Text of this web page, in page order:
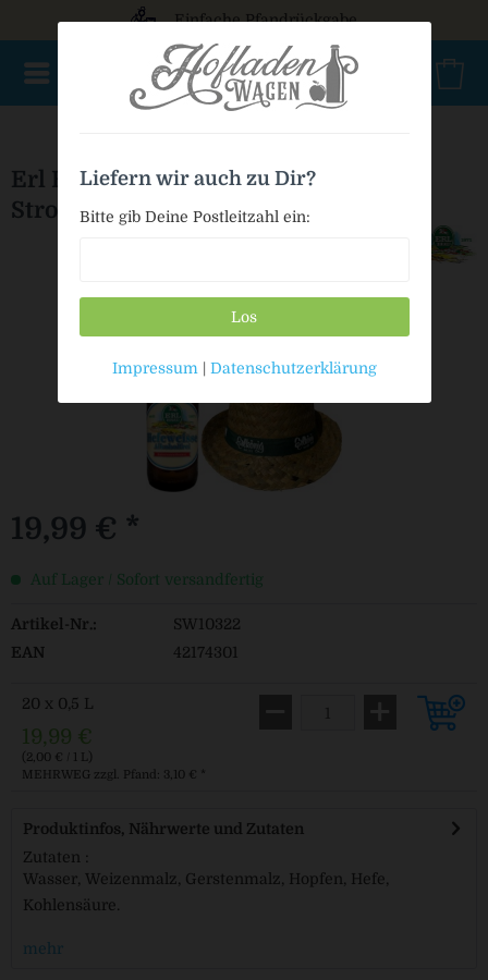
Einfache Pfandrückgabe
Erl Hefeweisse alkoholfrei + gratis
Strohhut
19,99 € *
Auf Lager / Sofort versandfertig
Artikel-Nr.:
SW10322
EAN
42174301
20 x 0,5 L
19,99 €
(2,00 € / 1 L)
MEHRWEG zzgl. Pfand: 3,10 € *
Produktinfos, Nährwerte und Zutaten
Zutaten :
Wasser, Weizenmalz, Gerstenmalz, Hopfen, Hefe,
Kohlensäure.
mehr
Liefern wir auch zu Dir?
Bitte gib Deine Postleitzahl ein:
Los
Impressum | Datenschutzerklärung